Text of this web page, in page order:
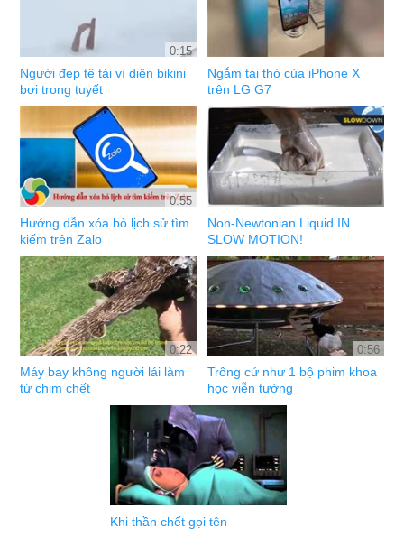
0:15
Người đẹp tê tái vì diện bikini
bơi trong tuyết
Ngắm tai thỏ của iPhone X
trên LG G7
0:55
Hướng dẫn xóa bỏ lịch sử tìm
kiếm trên Zalo
Non-Newtonian Liquid IN
SLOW MOTION!
0:22
Máy bay không người lái làm
từ chim chết
0:56
Trông cứ như 1 bộ phim khoa
học viễn tưởng
Khi thần chết gọi tên